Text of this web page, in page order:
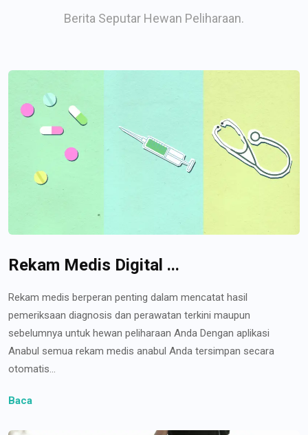
Berita Seputar Hewan Peliharaan.
Rekam Medis Digital ...
Rekam medis berperan penting dalam mencatat hasil
pemeriksaan diagnosis dan perawatan terkini maupun
sebelumnya untuk hewan peliharaan Anda Dengan aplikasi
Anabul semua rekam medis anabul Anda tersimpan secara
otomatis...
Baca